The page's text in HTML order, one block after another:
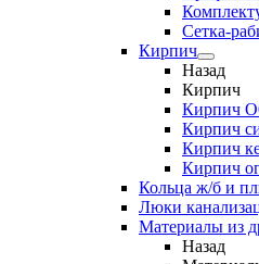
Сетка-
Кирпич
Назад
Кирпич
Кирпич
Кирпич
Кирпич
Кирпич
Кольца ж/б и
Люки
Материалы из
Назад